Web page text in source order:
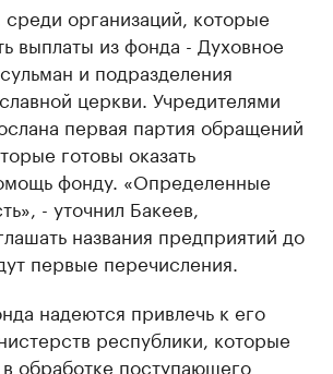
организаций, которые
выплаты из фонда - Духовное
и подразделения
церкви. Учредителями
первая партия обращений
готовы оказать
фонду. «Определенные
- уточнил Бакеев,
названия предприятий до
первые перечисления.
надеются привлечь к его
республики, которые
обработке поступающего